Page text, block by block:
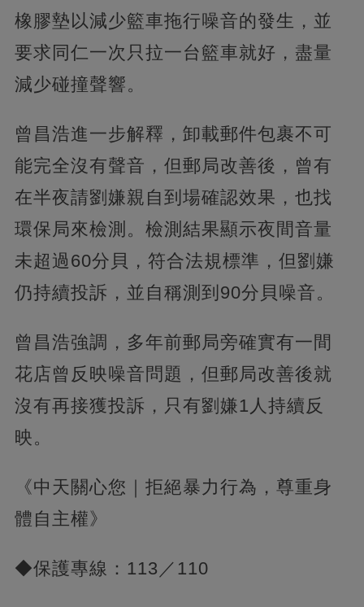
橡膠墊以減少籃車拖行噪音的發生，並
要求同仁一次只拉一台籃車就好，盡量
減少碰撞聲響。
曾昌浩進一步解釋，卸載郵件包裹不可
能完全沒有聲音，但郵局改善後，曾有
在半夜請劉嫌親自到場確認效果，也找
環保局來檢測。檢測結果顯示夜間音量
未超過60分貝，符合法規標準，但劉嫌
仍持續投訴，並自稱測到90分貝噪音。
曾昌浩強調，多年前郵局旁確實有一間
花店曾反映噪音問題，但郵局改善後就
沒有再接獲投訴，只有劉嫌1人持續反
映。
《中天關心您｜拒絕暴力行為，尊重身
體自主權》
◆保護專線：113／110